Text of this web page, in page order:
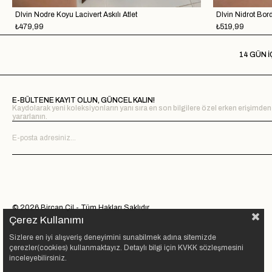
Dlvin Nodre Koyu Lacivert Askılı Atlet
₺479,99
Dlvin Nidrot
₺519,99
14 GÜN
E-BÜLTENE KAYIT OLUN, GÜNCEL KALIN!
Kaydolarak yeni koleksiyonların yanı sıra en son bilgilere özel erken erişimden
yararlanın.
© 2026 Bircan Çil - Tüm Hakları Saklıdır.
Çerez Kullanımı
Sizlere en iyi alışveriş deneyimini sunabilmek adına sitemizde
çerezler(cookies) kullanmaktayız. Detaylı bilgi için KVKK sözleşmesini
inceleyebilirsiniz.